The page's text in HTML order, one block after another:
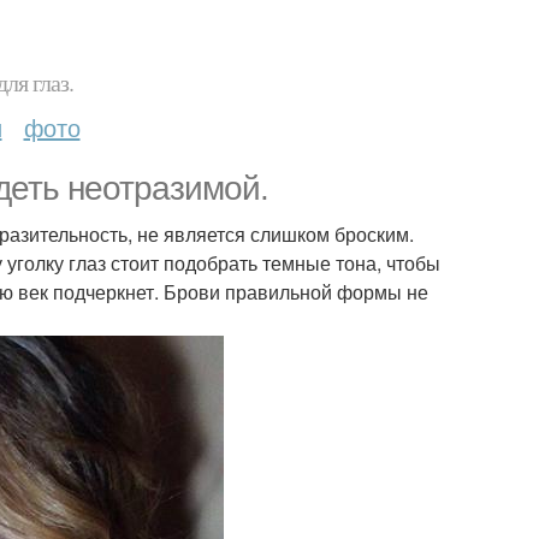
глаз.
фото
неотразимой.
не является слишком броским.
глаз стоит подобрать темные тона, чтобы
век подчеркнет. Брови правильной формы не